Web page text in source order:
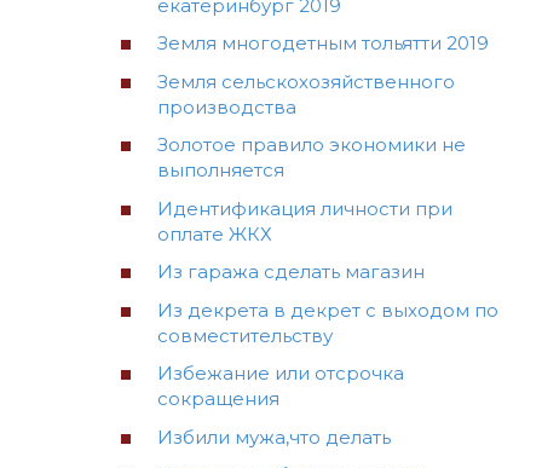
екатеринбург 2019
Земля многодетным тольятти 2019
Земля сельскохозяйственного
производства
Золотое правило экономики не
выполняется
Идентификация личности при
оплате ЖКХ
Из гаража сделать магазин
Из декрета в декрет с выходом по
совместительству
Избежание или отсрочка
сокращения
Избили мужа,что делать